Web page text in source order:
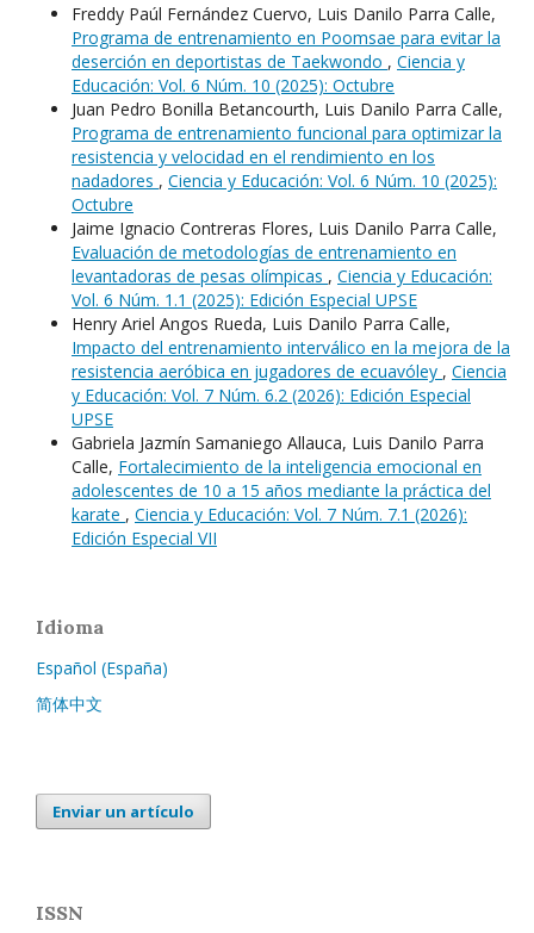
Freddy Paúl Fernández Cuervo, Luis Danilo Parra Calle,
Programa de entrenamiento en Poomsae para evitar la
deserción en deportistas de Taekwondo , Ciencia y
Educación: Vol. 6 Núm. 10 (2025): Octubre
Juan Pedro Bonilla Betancourth, Luis Danilo Parra Calle,
Programa de entrenamiento funcional para optimizar la
resistencia y velocidad en el rendimiento en los
nadadores , Ciencia y Educación: Vol. 6 Núm. 10 (2025):
Octubre
Jaime Ignacio Contreras Flores, Luis Danilo Parra Calle,
Evaluación de metodologías de entrenamiento en
levantadoras de pesas olímpicas , Ciencia y Educación:
Vol. 6 Núm. 1.1 (2025): Edición Especial UPSE
Henry Ariel Angos Rueda, Luis Danilo Parra Calle,
Impacto del entrenamiento interválico en la mejora de la
resistencia aeróbica en jugadores de ecuavóley , Ciencia
y Educación: Vol. 7 Núm. 6.2 (2026): Edición Especial
UPSE
Gabriela Jazmín Samaniego Allauca, Luis Danilo Parra
Calle, Fortalecimiento de la inteligencia emocional en
adolescentes de 10 a 15 años mediante la práctica del
karate , Ciencia y Educación: Vol. 7 Núm. 7.1 (2026):
Edición Especial VII
Idioma
Español (España)
简体中文
Enviar un artículo
ISSN